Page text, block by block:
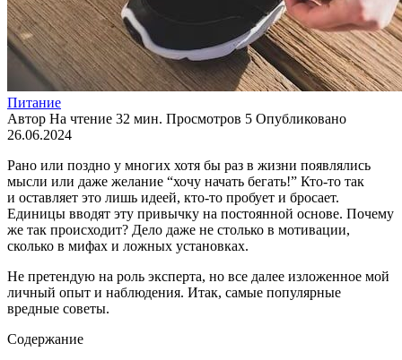
Питание
Автор На чтение 32 мин. Просмотров 5 Опубликовано
26.06.2024
Рано или поздно у многих хотя бы раз в жизни появлялись
мысли или даже желание “хочу начать бегать!” Кто-то так
и оставляет это лишь идеей, кто-то пробует и бросает.
Единицы вводят эту привычку на постоянной основе. Почему
же так происходит? Дело даже не столько в мотивации,
сколько в мифах и ложных установках.
Не претендую на роль эксперта, но все далее изложенное мой
личный опыт и наблюдения. Итак, самые популярные
вредные советы.
Содержание